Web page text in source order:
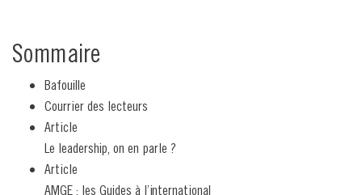
Sommaire
Bafouille
Courrier des lecteurs
Article
Le leadership, on en parle ?
Article
AMGE : les Guides à l’international